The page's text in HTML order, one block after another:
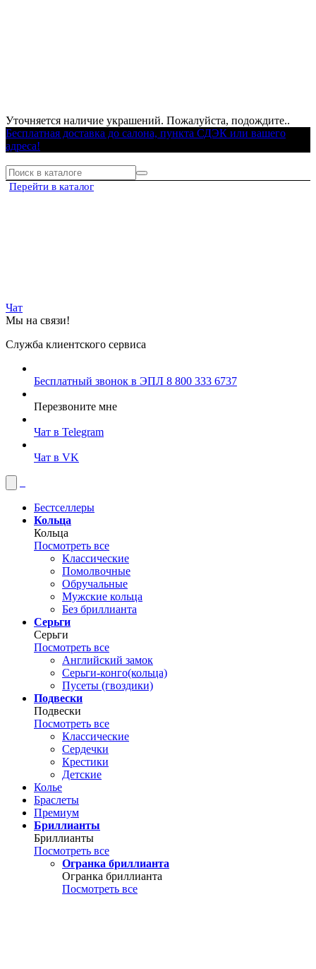
Уточняется наличие украшений. Пожалуйста, подождите..
Бесплатная доставка до салона, пункта СДЭК или вашего
адреса!
Перейти в каталог
Чат
Мы на связи!
Служба клиентского сервиса
Бесплатный звонок в ЭПЛ 8 800 333 6737
Перезвоните мне
Чат в Telegram
Чат в VK
Бестселлеры
Кольца
Кольца
Посмотреть все
Классические
Помолвочные
Обручальные
Мужские кольца
Без бриллианта
Серьги
Серьги
Посмотреть все
Английский замок
Серьги-конго(кольца)
Пусеты (гвоздики)
Подвески
Подвески
Посмотреть все
Классические
Сердечки
Крестики
Детские
Колье
Браслеты
Премиум
Бриллианты
Бриллианты
Посмотреть все
Огранка бриллианта
Огранка бриллианта
Посмотреть все